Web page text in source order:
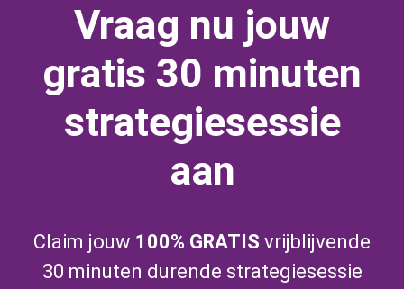
Vraag nu jouw
gratis 30 minuten
strategiesessie
aan
Claim jouw 100% GRATIS vrijblijvende
30 minuten durende strategiesessie